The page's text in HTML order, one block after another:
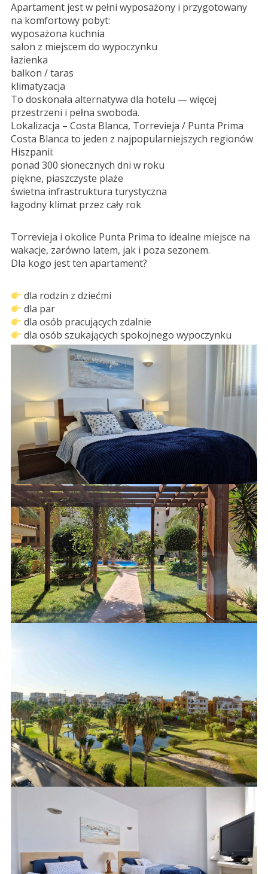
Apartament jest w pełni wyposażony i przygotowany
na komfortowy pobyt:
wyposażona kuchnia
salon z miejscem do wypoczynku
łazienka
balkon / taras
klimatyzacja
To doskonała alternatywa dla hotelu — więcej
przestrzeni i pełna swoboda.
Lokalizacja – Costa Blanca, Torrevieja / Punta Prima
Costa Blanca to jeden z najpopularniejszych regionów
Hiszpanii:
ponad 300 słonecznych dni w roku
piękne, piaszczyste plaże
świetna infrastruktura turystyczna
łagodny klimat przez cały rok
Torrevieja i okolice Punta Prima to idealne miejsce na
wakacje, zarówno latem, jak i poza sezonem.
Dla kogo jest ten apartament?
dla rodzin z dziećmi
dla par
dla osób pracujących zdalnie
dla osób szukających spokojnego wypoczynku